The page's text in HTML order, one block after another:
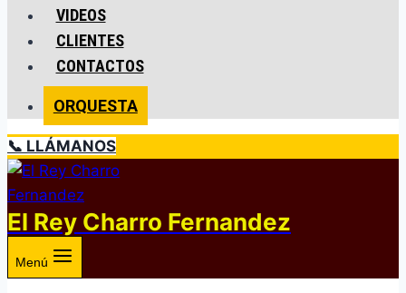
VIDEOS
CLIENTES
CONTACTOS
ORQUESTA
📞 LLÁMANOS
El Rey Charro Fernandez
Menú